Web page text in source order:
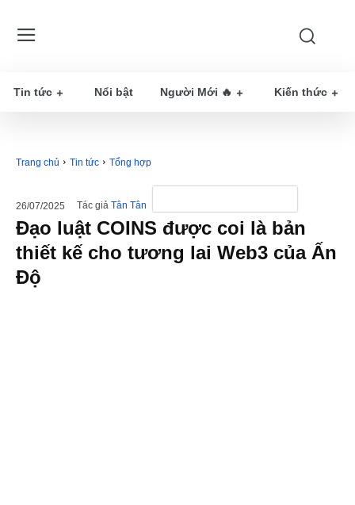
Tin tức Nổi bật Người Mới 🔥 Kiến thức
Trang chủ Tin tức Tổng hợp
26/07/2025 Tác giả Tân Tân
Đạo luật COINS được coi là bản
thiết kế cho tương lai Web3 của Ấn
Độ